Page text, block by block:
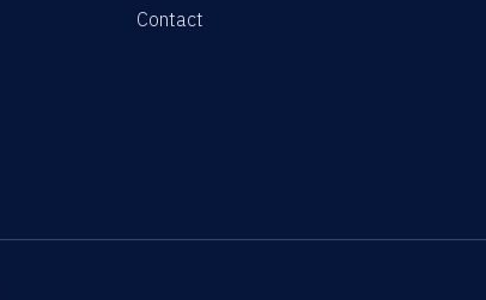
Contact